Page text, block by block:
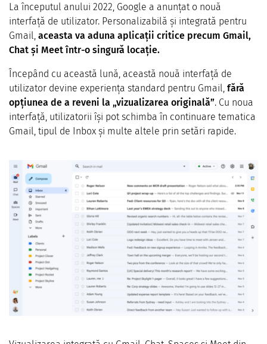
La începutul anului 2022, Google a anunțat o nouă
interfață de utilizator. Personalizabilă și integrată pentru
Gmail, aceasta va aduna aplicații critice precum Gmail,
Chat și Meet într-o singură locație.
Începând cu această lună, această nouă interfață de
utilizator devine experiența standard pentru Gmail, fără
opțiunea de a reveni la „vizualizarea originală”. Cu noua
interfață, utilizatorii își pot schimba în continuare tematica
Gmail, tipul de Inbox și multe altele prin setări rapide.